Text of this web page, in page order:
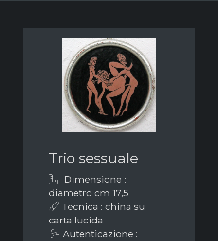
Trio sessuale
Dimensione :
diametro cm 17,5
Tecnica : china su
carta lucida
Autenticazione :